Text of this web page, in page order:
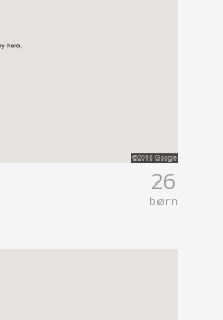
26
børn